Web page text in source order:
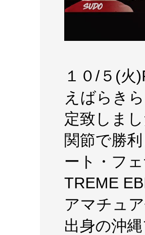
１０/５(火
えばらき
定致しま
関節で勝
ート・フ
TREME
アマチュ
出身の沖